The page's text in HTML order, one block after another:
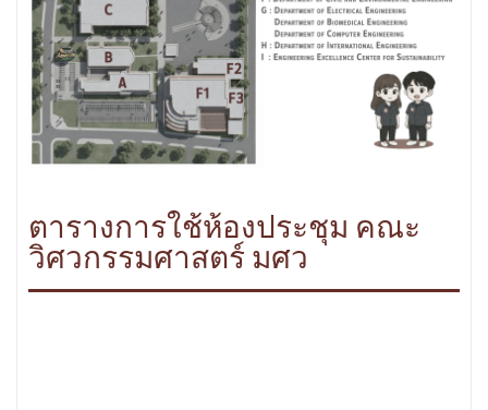
ตารางการใช้ห้องประชุม คณะ
วิศวกรรมศาสตร์ มศว